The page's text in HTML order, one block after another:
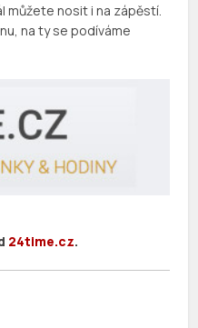
můžete nosit i na zápěstí.
na ty se podíváme
24time.cz.